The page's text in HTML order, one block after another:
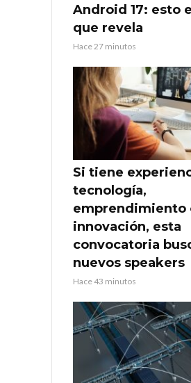
Android 17: esto
que revela
Hace 27 minutos
Si tiene
tecnología,
emprendimiento
innovación, esta
convocatoria
nuevos speakers
Hace 43 minutos